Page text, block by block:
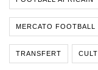
MERCATO FOOTBALL
TRANSFERT